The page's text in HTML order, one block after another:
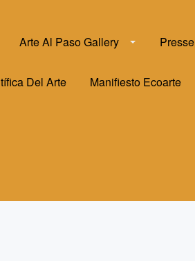
Arte Al Paso Gallery Presse
Del Arte Manifiesto Ecoarte